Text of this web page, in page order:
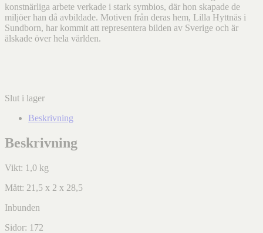
konstnärliga arbete verkade i stark symbios, där hon skapade de
miljöer han då avbildade. Motiven från deras hem, Lilla Hyttnäs i
Sundborn, har kommit att representera bilden av Sverige och är
älskade över hela världen.
Slut i lager
Beskrivning
Beskrivning
Vikt: 1,0 kg
Mått: 21,5 x 2 x 28,5
Inbunden
Sidor: 172